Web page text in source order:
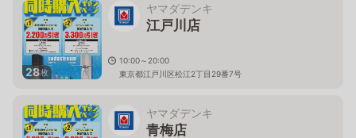
28枚
ヤマダデンキ
江戸川店
10:00～20:00
東京都江戸川区松江2丁目29番7号
ヤマダデンキ
青梅店